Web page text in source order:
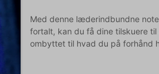
Med denne læderindbundne
fortalt, kan du få dine tilskuere
ombyttet til hvad du på forhånd